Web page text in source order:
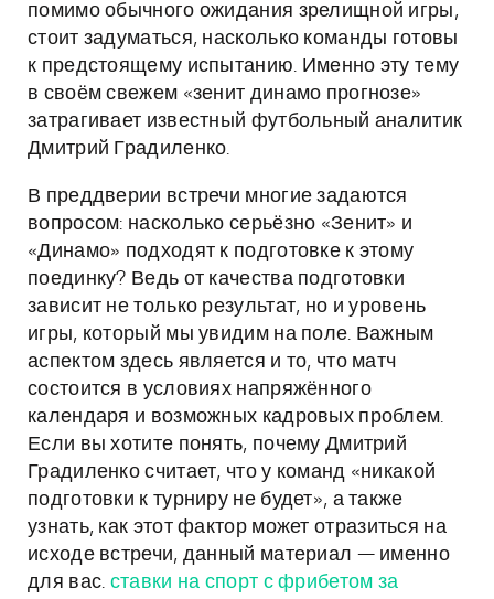
помимо обычного ожидания зрелищной игры,
стоит задуматься, насколько команды готовы
к предстоящему испытанию. Именно эту тему
в своём свежем «зенит динамо прогнозе»
затрагивает известный футбольный аналитик
Дмитрий Градиленко.
В преддверии встречи многие задаются
вопросом: насколько серьёзно «Зенит» и
«Динамо» подходят к подготовке к этому
поединку? Ведь от качества подготовки
зависит не только результат, но и уровень
игры, который мы увидим на поле. Важным
аспектом здесь является и то, что матч
состоится в условиях напряжённого
календаря и возможных кадровых проблем.
Если вы хотите понять, почему Дмитрий
Градиленко считает, что у команд «никакой
подготовки к турниру не будет», а также
узнать, как этот фактор может отразиться на
исходе встречи, данный материал — именно
для вас. ставки на спорт с фрибетом за